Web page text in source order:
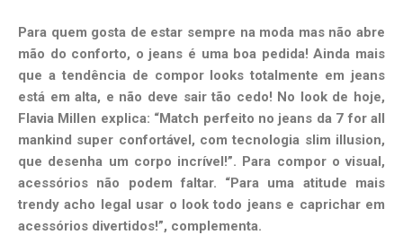
Para quem gosta de estar sempre na moda mas não abre
mão do conforto, o jeans é uma boa pedida! Ainda mais
que a tendência de compor looks totalmente em jeans
está em alta, e não deve sair tão cedo! No look de hoje,
Flavia Millen explica: “Match perfeito no jeans da 7 for all
mankind super confortável, com tecnologia slim illusion,
que desenha um corpo incrível!”. Para compor o visual,
acessórios não podem faltar. “Para uma atitude mais
trendy acho legal usar o look todo jeans e caprichar em
acessórios divertidos!”, complementa.